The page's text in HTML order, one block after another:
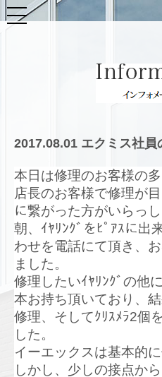
2017.08.01 エクミス社
本日は修理のお客様の多
店長のお客様で修理が
に繋がった方がいらっし
朝、 ｲﾔﾘﾝｸﾞをﾋﾟｱｽに出
わせを電話にて頂き、
ました。
修理したいｲﾔﾘﾝｸﾞの他
本お持ち頂いており、
修理、 そしてｸﾘｽﾒﾗ2個
した。
イーエックスは基本的
しかし、 少しの接点か